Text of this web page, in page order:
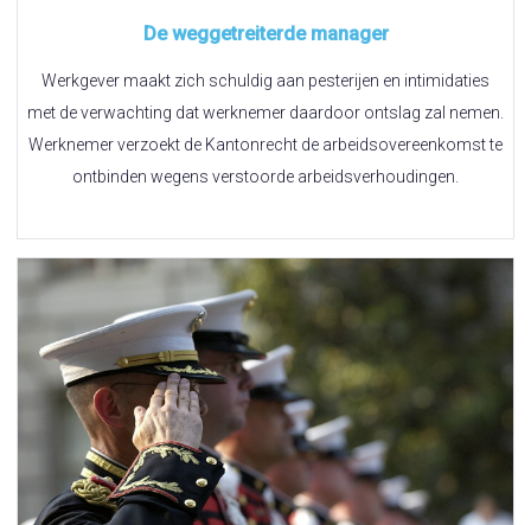
De weggetreiterde manager
Werkgever maakt zich schuldig aan pesterijen en intimidaties
met de verwachting dat werknemer daardoor ontslag zal nemen.
Werknemer verzoekt de Kantonrecht de arbeidsovereenkomst te
ontbinden wegens verstoorde arbeidsverhoudingen.